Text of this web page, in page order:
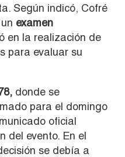
Según indicó, Cofré
examen
en la realización de
para evaluar su
donde se
para el domingo
oficial
del evento. En el
se debía a